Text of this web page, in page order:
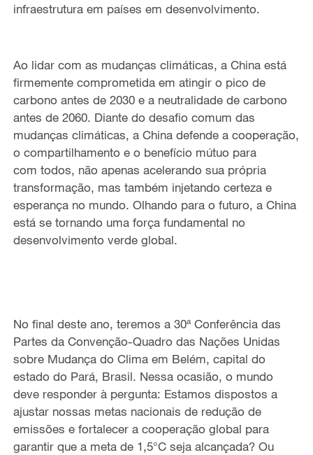
infraestrutura em países em desenvolvimento.
Ao lidar com as mudanças climáticas, a China está
firmemente comprometida em atingir o pico de
carbono antes de 2030 e a neutralidade de carbono
antes de 2060. Diante do desafio comum das
mudanças climáticas, a China defende a cooperação,
o compartilhamento e o benefício mútuo para
com todos, não apenas acelerando sua própria
transformação, mas também injetando certeza e
esperança no mundo. Olhando para o futuro, a China
está se tornando uma força fundamental no
desenvolvimento verde global.
No final deste ano, teremos a 30ª Conferência das
Partes da Convenção-Quadro das Nações Unidas
sobre Mudança do Clima em Belém, capital do
estado do Pará, Brasil. Nessa ocasião, o mundo
deve responder à pergunta: Estamos dispostos a
ajustar nossas metas nacionais de redução de
emissões e fortalecer a cooperação global para
garantir que a meta de 1,5°C seja alcançada? Ou